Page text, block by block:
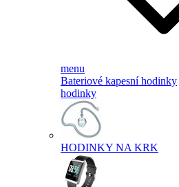
menu
Bateriové kapesní hodinky
hodinky
HODINKY NA KRK